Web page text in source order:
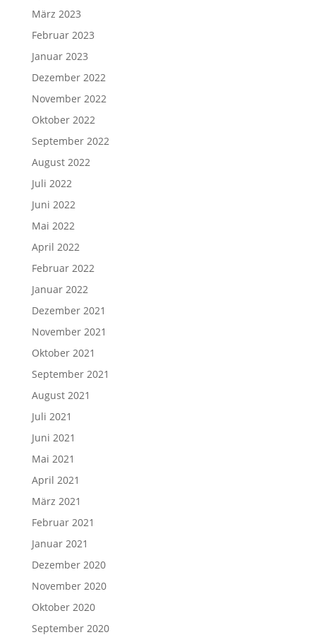
März 2023
Februar 2023
Januar 2023
Dezember 2022
November 2022
Oktober 2022
September 2022
August 2022
Juli 2022
Juni 2022
Mai 2022
April 2022
Februar 2022
Januar 2022
Dezember 2021
November 2021
Oktober 2021
September 2021
August 2021
Juli 2021
Juni 2021
Mai 2021
April 2021
März 2021
Februar 2021
Januar 2021
Dezember 2020
November 2020
Oktober 2020
September 2020